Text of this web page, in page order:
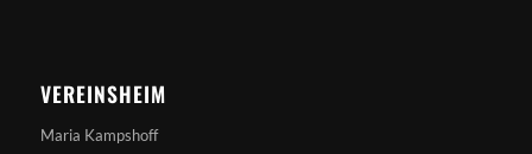
VEREINSHEIM
Maria Kampshoff